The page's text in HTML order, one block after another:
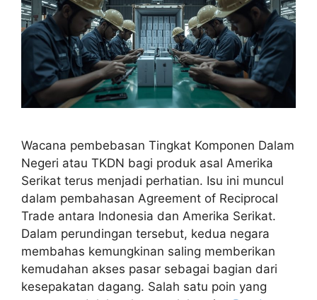
Wacana pembebasan Tingkat Komponen Dalam
Negeri atau TKDN bagi produk asal Amerika
Serikat terus menjadi perhatian. Isu ini muncul
dalam pembahasan Agreement of Reciprocal
Trade antara Indonesia dan Amerika Serikat.
Dalam perundingan tersebut, kedua negara
membahas kemungkinan saling memberikan
kemudahan akses pasar sebagai bagian dari
kesepakatan dagang. Salah satu poin yang